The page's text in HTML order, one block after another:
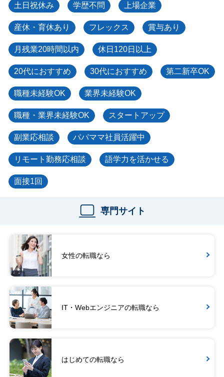
土日祝休み 学歴不問 上場企業
産休・育休あり フレックス 賞与あり
月残業20時間以内 休日120日以上
20代におすすめ 30代におすすめ 第二新卒OK
職種未経験OK 業界未経験OK
職種・業界未経験OK スタートアップ
副業応相談 パパママ社員活躍中
リモート勤務応相談 語学力を活かせる
面接1回
専門サイト
女性の転職なら
IT・Webエンジニアの転職なら
はじめての転職なら